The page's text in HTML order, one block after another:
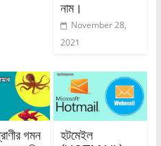
নাম।
November 28,
2021
গমন
হটমেইল